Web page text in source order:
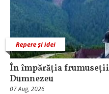
Repere și idei
În împărăția
Dumnezeu
07 Aug, 2026